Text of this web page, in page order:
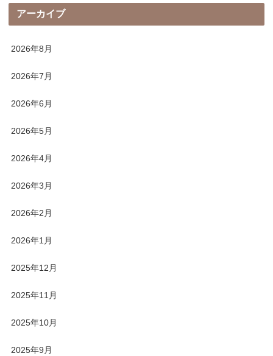
アーカイブ
2026年8月
2026年7月
2026年6月
2026年5月
2026年4月
2026年3月
2026年2月
2026年1月
2025年12月
2025年11月
2025年10月
2025年9月